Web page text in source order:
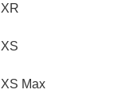
Max